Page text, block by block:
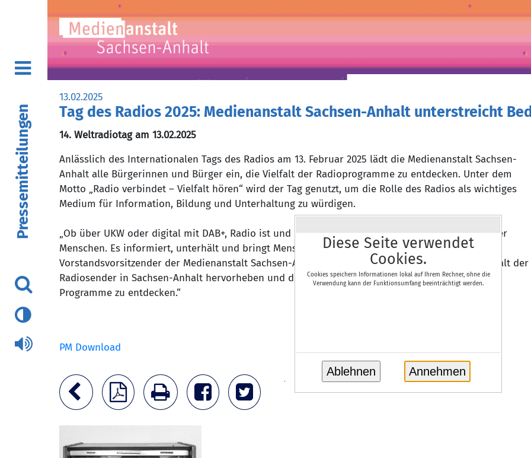
Pressemitteilungen
13.02.2025
Tag des Radios 2025: Medienanstalt Sachsen-Anhalt unterstreicht
14. Weltradiotag am 13.02.2025
Anlässlich des Internationalen Tags des Radios am 13. Februar 2025 lädt die Medienanstalt Sachsen-
Anhalt alle Bürgerinnen und Bürger ein, die Vielfalt der Radioprogramme zu entdecken. Unter dem
Motto „Radio verbindet – Vielfalt hören“ wird der Tag genutzt, um die Rolle des Radios als wichtiges
Medium für Information, Bildung und Unterhaltung zu würdigen.
„Ob über UKW oder digital mit DAB+, Radio ist und bleibt als Volksmedium täglicher Begleiter der
Menschen. Es informiert, unterhält und bringt Menschen zusammen“, sagt Markus Kurze,
Vorstandsvorsitzender der Medienanstalt Sachsen-Anhalt. „Wir möchten an diesem Tag die Vielfalt der
Radiosender in Sachsen-Anhalt hervorheben und die Menschen ermutigen, diese vielzähligen
Programme zu entdecken.“
PM Download
Diese Seite verwendet
Cookies.
Cookies speichern Informationen lokal auf Ihrem Rechner, ohne die
Verwendung kann der Funktionsumfang beeinträchtigt werden.
Annehmen
Ablehnen